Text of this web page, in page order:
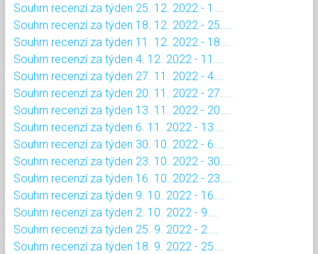
Souhrn recenzí za týden 25. 12. 2022 - 1....
Souhrn recenzí za týden 18. 12. 2022 - 25....
Souhrn recenzí za týden 11. 12. 2022 - 18....
Souhrn recenzí za týden 4. 12. 2022 - 11....
Souhrn recenzí za týden 27. 11. 2022 - 4....
Souhrn recenzí za týden 20. 11. 2022 - 27....
Souhrn recenzí za týden 13. 11. 2022 - 20....
Souhrn recenzí za týden 6. 11. 2022 - 13....
Souhrn recenzí za týden 30. 10. 2022 - 6....
Souhrn recenzí za týden 23. 10. 2022 - 30....
Souhrn recenzí za týden 16. 10. 2022 - 23....
Souhrn recenzí za týden 9. 10. 2022 - 16....
Souhrn recenzí za týden 2. 10. 2022 - 9....
Souhrn recenzí za týden 25. 9. 2022 - 2....
Souhrn recenzí za týden 18. 9. 2022 - 25....